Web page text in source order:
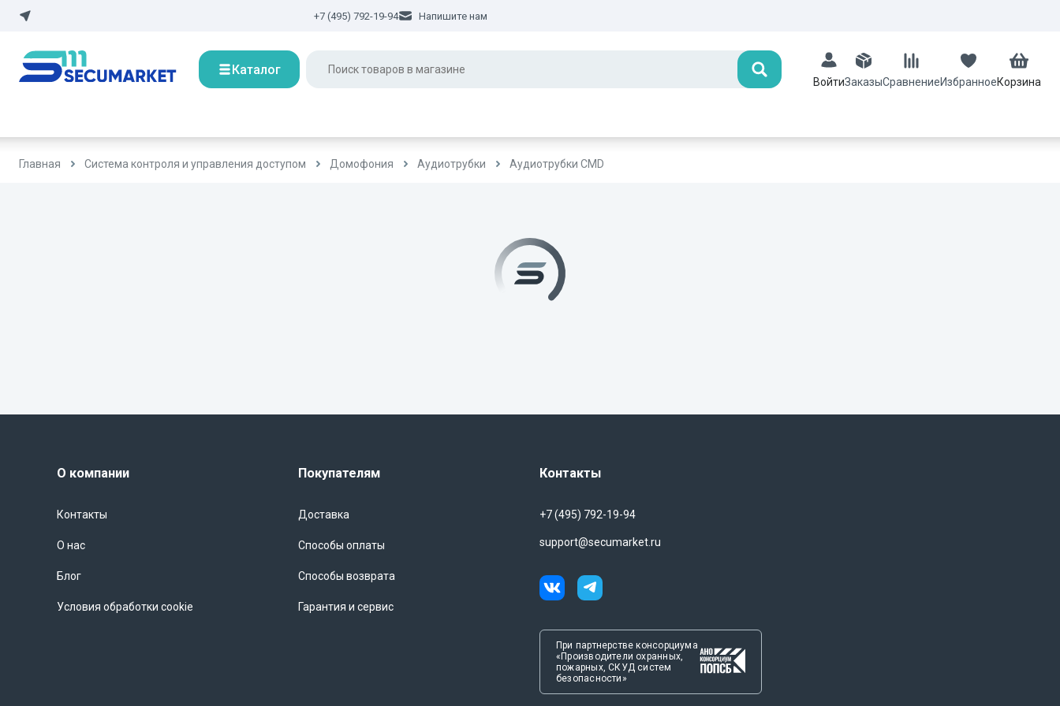
+7 (495) 792-19-94 Напишите нам
Каталог Поиск
ВойтиЗаказыСравнениеИзбранноеКорзина
Главная Система контроля и управления доступом Домофония Аудиотрубки Аудиотрубки CMD
О компании
Контакты
О нас
Блог
Условия обработки cookie
Покупателям
Доставка
Способы оплаты
Способы возврата
Гарантия и сервис
Контакты
+7 (495) 792-19-94
support@secumarket.ru
При партнерстве консорциума
«Производители охранных,
пожарных, СКУД систем
безопасности»